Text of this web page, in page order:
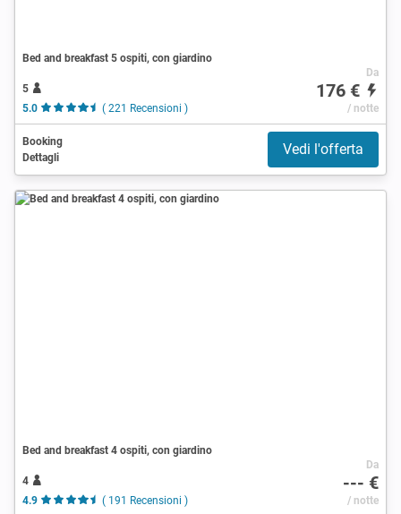
Bed and breakfast 5 ospiti, con giardino
5
5.0
( 221 Recensioni )
Da
176 €
/ notte
Booking
Dettagli
Vedi l'offerta
Bed and breakfast 4 ospiti, con giardino
4
4.9
( 191 Recensioni )
Da
--- €
/ notte